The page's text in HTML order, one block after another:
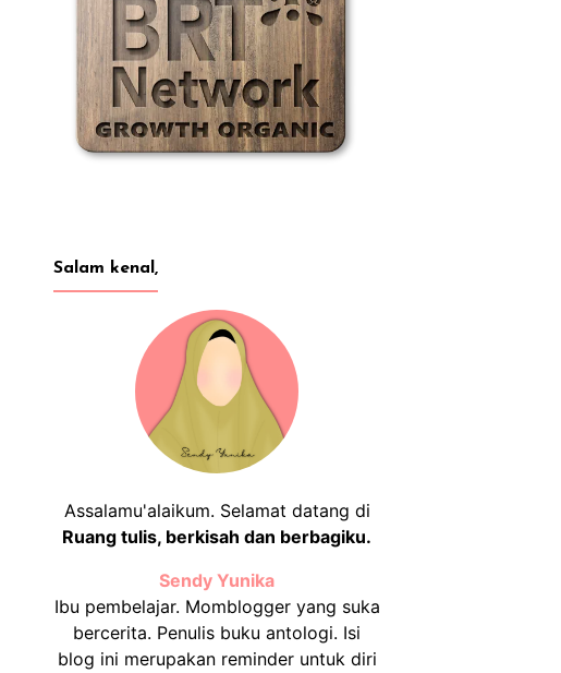
Salam kenal,
Assalamu'alaikum. Selamat datang di
Ruang tulis, berkisah dan berbagiku.
Sendy Yunika
Ibu pembelajar. Momblogger yang suka
bercerita. Penulis buku antologi. Isi
blog ini merupakan reminder untuk diri